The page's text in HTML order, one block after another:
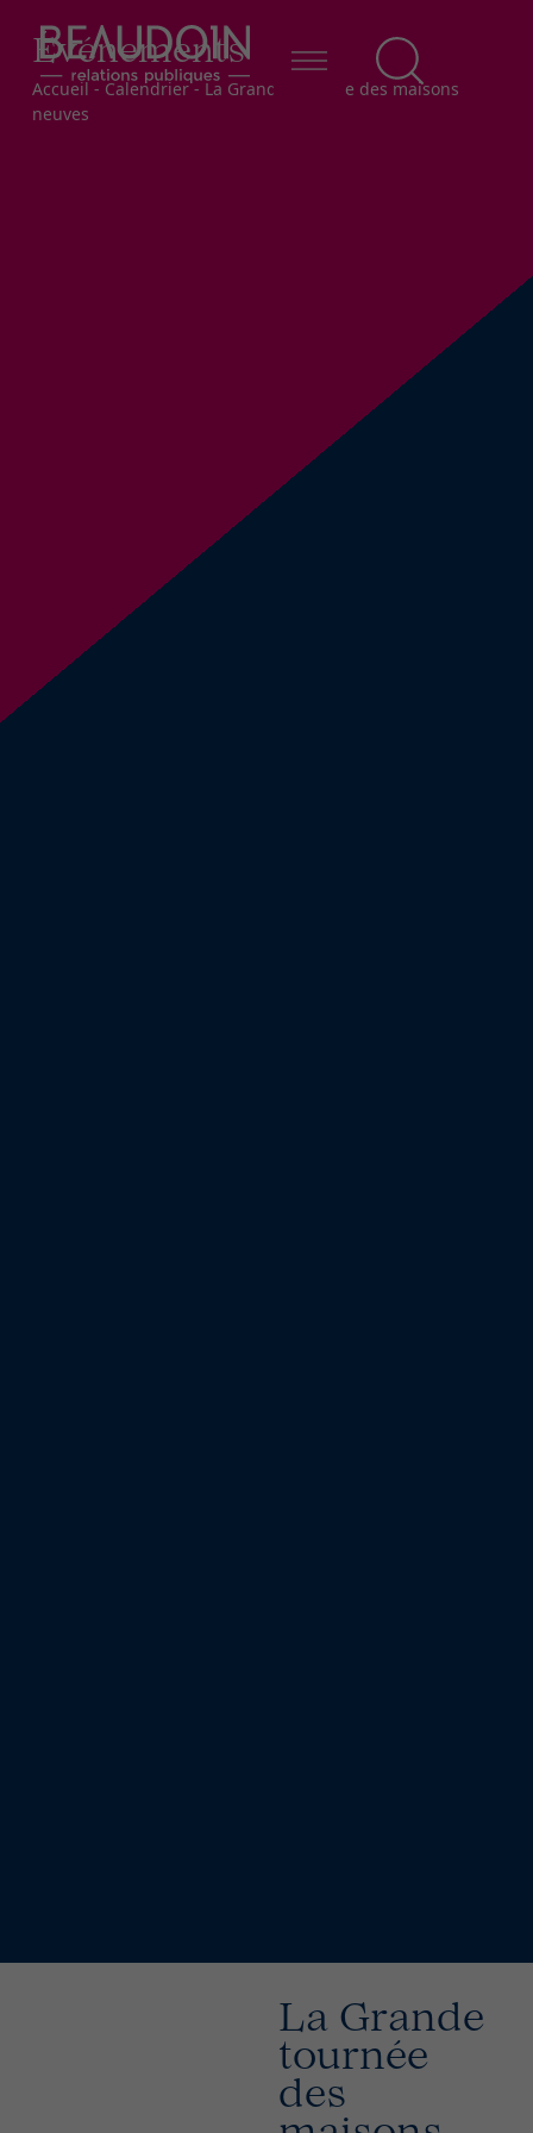
Événements
Fil d'Ariane
Accueil-Calendrier-La Grande tournée des maisons
neuves
La Grande
tournée
des